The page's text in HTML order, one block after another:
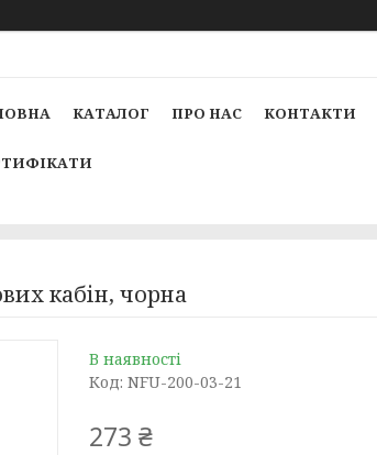
КАТАЛОГ ПРО НАС КОНТАКТИ
кабін, чорна
В наявності
Код: NFU-200-03-21
273 ₴